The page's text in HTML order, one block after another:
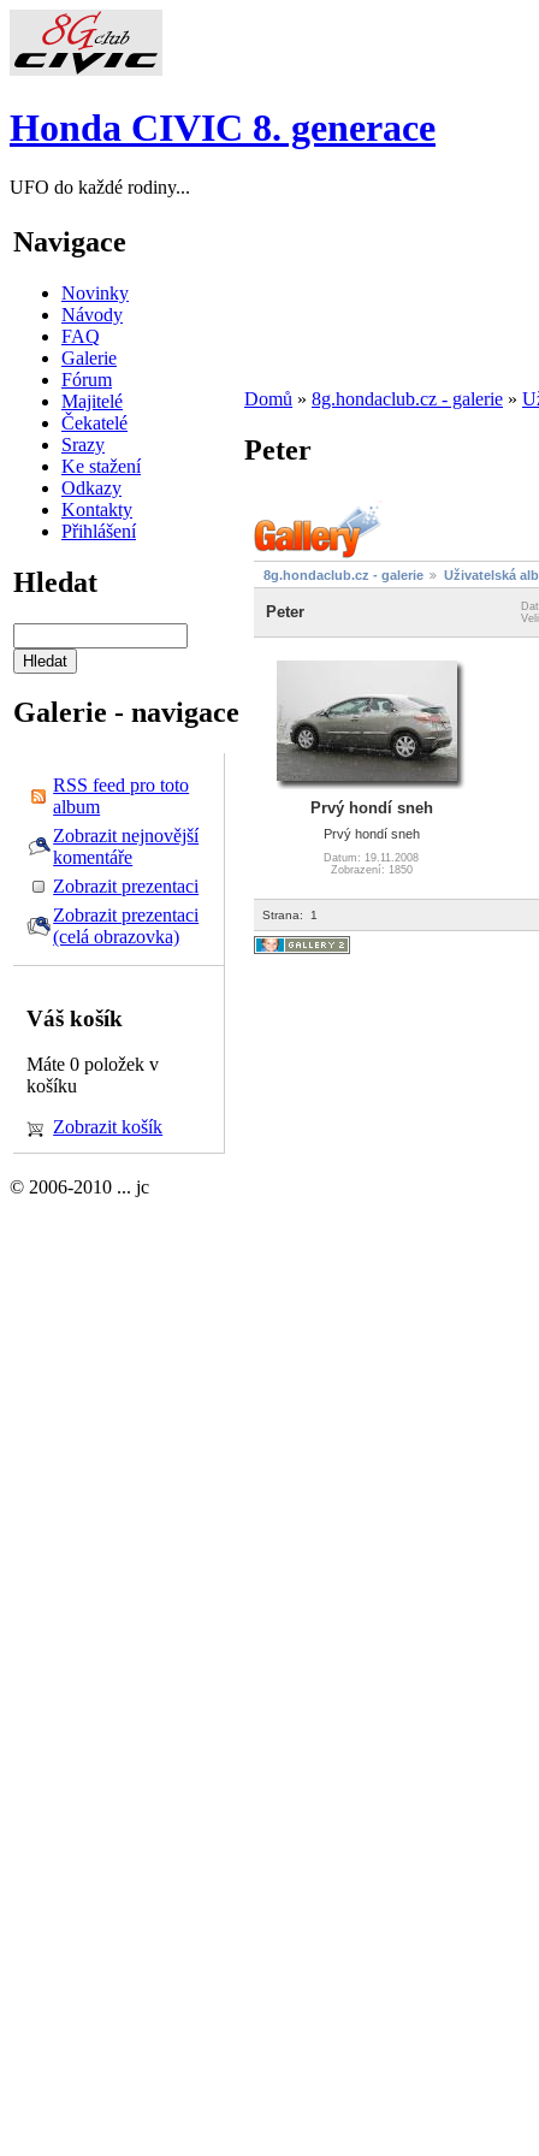
Honda CIVIC 8. generace
UFO do každé rodiny...
Navigace
Novinky
Návody
FAQ
Galerie
Fórum
Majitelé
Čekatelé
Srazy
Ke stažení
Odkazy
Kontakty
Přihlášení
Hledat
Galerie - navigace
RSS feed pro toto
album
Zobrazit nejnovější
komentáře
Zobrazit prezentaci
Zobrazit prezentaci
(celá obrazovka)
Váš košík
Máte 0 položek v
košíku
Zobrazit košík
Domů » 8g.hondaclub.cz - galerie »
Peter
8g.hondaclub.cz - galerie Uživatelská
Peter
Prvý hondí sneh
Prvý hondí sneh
Datum: 19.11.2008
Zobrazení: 1850
Strana: 1
© 2006-2010 ... jc